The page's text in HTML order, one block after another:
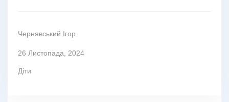
Чернявський Ігор
26 Листопада, 2024
Діти